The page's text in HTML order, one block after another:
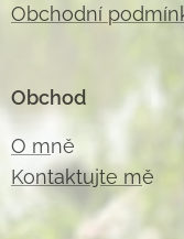
Obchodní
Obchod
O mně
Kontaktujte mě